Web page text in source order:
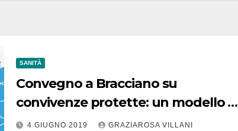
SANITÀ
Convegno a Bracciano su
convivenze protette: un modello di
residenzialità per persone con
4 GIUGNO 2019 GRAZIAROSA VILLANI